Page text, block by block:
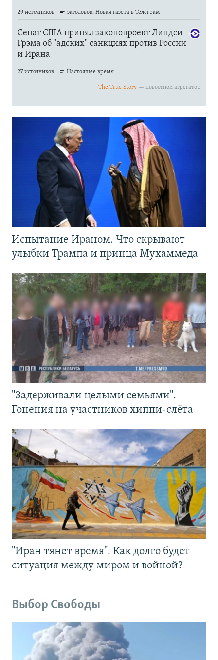
Испытание Ираном. Что скрывают
улыбки Трампа и принца Мухаммеда
"Задерживали целыми семьями".
Гонения на участников хиппи-слёта
"Иран тянет время". Как долго будет
ситуация между миром и войной?
Выбор Свободы